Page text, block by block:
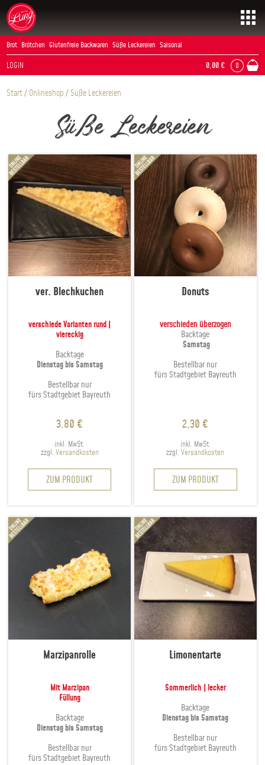
Skip
content
Brot Brötchen Glutenfreie Backwaren Süße Leckereien Saisonal
LOGIN 0,00€ 0
Start/ Onlineshop / Süße Leckereien
Süße Leckereien
ver. Blechkuchen
verschiede Varianten rund |
viereckig
Backtage
Dienstag bis Samstag
Bestellbar nur
fürs Stadtgebiet Bayreuth
3,80 €
inkl. MwSt.
zzgl. Versandkosten
ZUM PRODUKT
Produkt
Varianten
Optionen
können
Produktseite
gewählt
werden
Donuts
verschieden überzogen
Backtage
Samstag
Bestellbar nur
fürs Stadtgebiet Bayreuth
2,30 €
inkl. MwSt.
zzgl.Versandkosten
ZUM PRODUKT
Produkt
Die
können
auf
der
gewählt
werden
Marzipanrolle
Mit Marzipan
Füllung
Backtage
Dienstag bis Samstag
Bestellbar nur
fürs Stadtgebiet Bayreuth
Limonentarte
Sommerlich | lecker
Backtage
Dienstag bis Samstag
Bestellbar nur
fürs Stadtgebiet Bayreuth